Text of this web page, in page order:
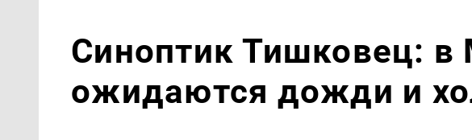
Синоптик Тишковец: в
ожидаются дожди и